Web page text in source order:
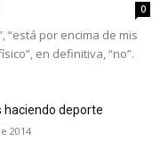
0
“está por encima de mis
en definitiva, “no”.
haciendo deporte
2014